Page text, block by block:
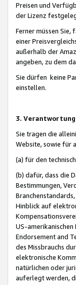
Preisen und
der Lizenz
Ferner müssen Sie,
einer
außerhalb der
angeben, zu dem
Sie dürfen keine
einstellen.
3.
Sie tragen die
Website, sowie für
(a) für den
(b) dafür, dass die
Bestimmungen,
Hinblick auf
US-
Endorsement and
des Missbrauchs
elektronische
natürlichen oder
auferlegt werden,